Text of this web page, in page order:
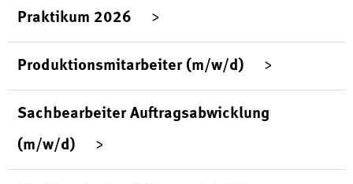
Praktikum 2026
Produktionsmitarbeiter (m/w/d)
Sachbearbeiter Auftragsabwicklung
(m/w/d)